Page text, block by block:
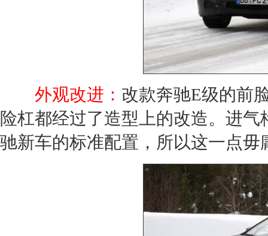
外观改进： 改款奔驰E级的前
险杠都经过了造型上的改造。进
驰新车的标准配置，所以这一点毋